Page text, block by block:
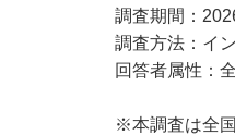
調査期間：
調査方法：イ
回答者属性：
※本調査は全